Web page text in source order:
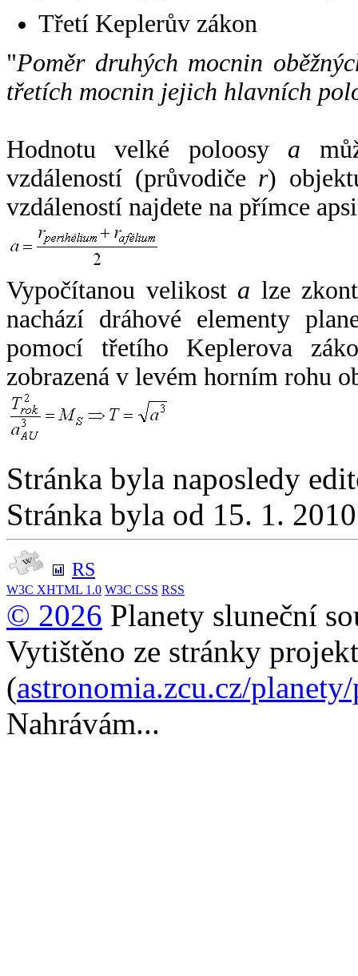
Třetí Keplerův zákon
"Poměr druhých mocnin
třetích mocnin jejich hlavních
Hodnotu velké poloosy a
vzdáleností (průvodiče r)
vzdáleností najdete na přímce
Vypočítanou velikost a lze
nachází dráhové elementy
pomocí třetího Keplerova
zobrazená v levém horním rohu
Stránka byla naposledy
Stránka byla od 15. 1.
RS
W3C XHTML 1.0 W3C CSS RSS
© 2026 Planety sluneční
Vytištěno ze stránky
(astronomia.zcu.cz/
Nahrávám...